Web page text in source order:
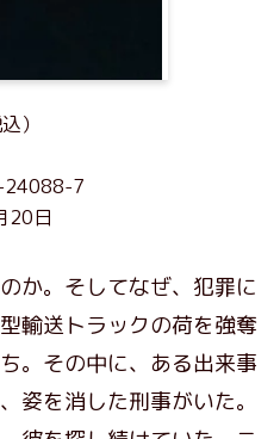
）
24088-7
20日
か。そしてなぜ、犯罪に
輸送トラックの荷を強奪
。その中に、ある出来事
姿を消した刑事がいた。